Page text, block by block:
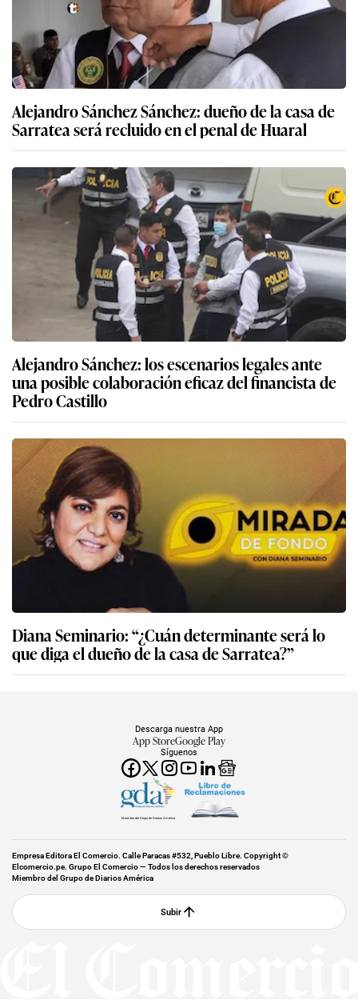
Alejandro Sánchez Sánchez: dueño de la casa de
Sarratea será recluido en el penal de Huaral
Alejandro Sánchez: los escenarios legales ante
una posible colaboración eficaz del financista de
Pedro Castillo
Diana Seminario: “¿Cuán determinante será lo
que diga el dueño de la casa de Sarratea?”
Síguenos
Descarga nuestra App
App StoreGoogle Play
Miembro del Grupo de Diarios América
Empresa Editora El Comercio. Calle Paracas #532, Pueblo Libre. Copyright ©
Elcomercio.pe. Grupo El Comercio — Todos los derechos reservados
Miembro del Grupo de Diarios América
Subir